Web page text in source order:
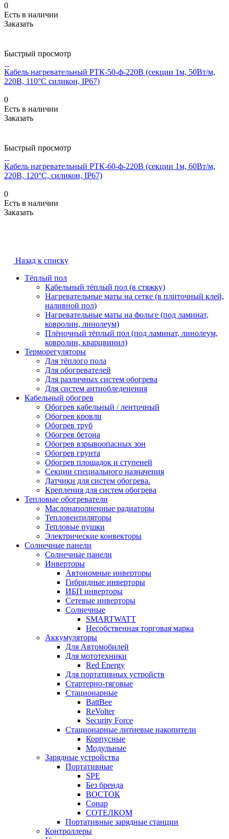
0
Есть в наличии
Заказать
Быстрый просмотр
Кабель нагревательный РТК-50-ф-220В (секции 1м, 50Вт/м,
220В, 110°С силикон, IP67)
0
Есть в наличии
Заказать
Быстрый просмотр
Кабель нагревательный РТК-60-ф-220В (секции 1м, 60Вт/м,
220В, 120°С, силикон, IP67)
0
Есть в наличии
Заказать
Назад к списку
Тёплый пол
Кабельный тёплый пол (в стяжку)
Нагревательные маты на сетке (в плиточный клей,
наливной пол)
Нагревательные маты на фольге (под ламинат,
ковролин, линолеум)
Плёночный тёплый пол (под ламинат, линолеум,
ковролин, кварцвинил)
Терморегуляторы
Для тёплого пола
Для обогревателей
Для различных систем обогрева
Для систем антиобледенения
Кабельный обогрев
Обогрев кабельный / ленточный
Обогрев кровли
Обогрев труб
Обогрев бетона
Обогрев взрывоопасных зон
Обогрев грунта
Обогрев площадок и ступеней
Секции специального назначения
Датчики для систем обогрева.
Крепления для систем обогрева
Тепловые обогреватели
Маслонаполненные радиаторы
Тепловентиляторы
Тепловые пушки
Электрические конвекторы
Солнечные панели
Солнечные панели
Инверторы
Автономные инверторы
Гибридные инверторы
ИБП инверторы
Сетевые инверторы
Солнечные
SMARTWATT
Несобственная торговая марка
Аккумуляторы
Для Автомобилей
Для мототехники
Red Energy
Для портативных устройств
Стартерно-тяговые
Стационарные
BattBee
ReVolter
Security Force
Стационарные литиевые накопители
Корпусные
Модульные
Зарядные устройства
Портативные
SPE
Без бренда
ВОСТОК
Сонар
СОТЕЛКОМ
Портативные зарядные станции
Контроллеры